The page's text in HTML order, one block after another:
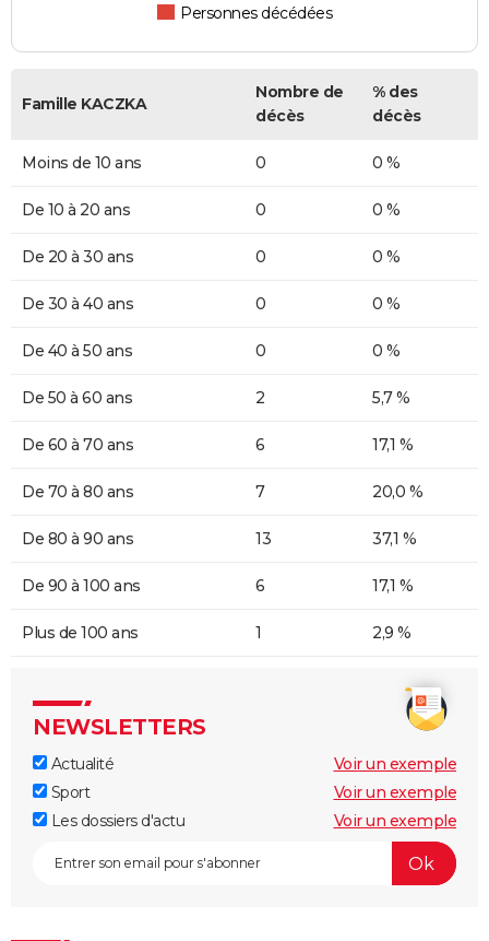
Personnes décédées
Famille KACZKA
Nombre de
décès
% des
décès
Moins de 10 ans 0 0 %
De 10 à 20 ans 0 0 %
De 20 à 30 ans 0 0 %
De 30 à 40 ans 0 0 %
De 40 à 50 ans 0 0 %
De 50 à 60 ans 2 5,7 %
De 60 à 70 ans 6 17,1 %
De 70 à 80 ans 7 20,0 %
De 80 à 90 ans 13 37,1 %
De 90 à 100 ans 6 17,1 %
Plus de 100 ans 1 2,9 %
NEWSLETTERS
Actualité
Voir un exemple
Sport
Voir un exemple
Les dossiers d'actu
Voir un exemple